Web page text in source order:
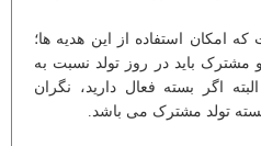
امکان استفاده از این هدیه ها؛
مشترک باید در روز تولد نسبت به
اگر بسته فعال دارید، نگران
بسته تولد مشترک می باشد.